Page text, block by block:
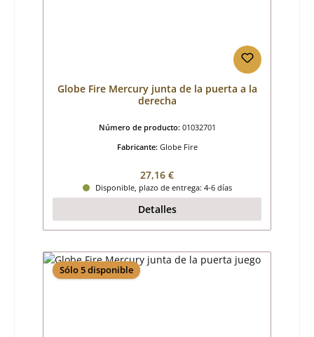
Globe Fire Mercury junta de la puerta a la
derecha
Número de producto: 01032701
Fabricante: Globe Fire
Precio normal:
27,16 €
Disponible, plazo de entrega: 4-6 días
Detalles
Sólo 5 disponible